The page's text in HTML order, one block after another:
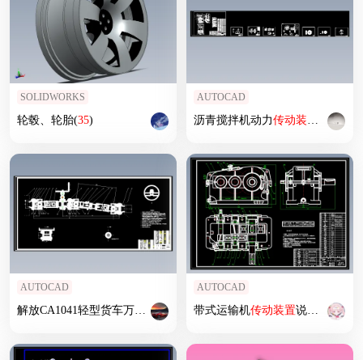
SOLIDWORKS
轮毂、轮胎(35)
AUTOCAD
沥青搅拌机动力传动装置 总图
AUTOCAD
解放CA1041轻型货车万向 传动装置 设计
AUTOCAD
带式运输机传动装置说明书及图纸